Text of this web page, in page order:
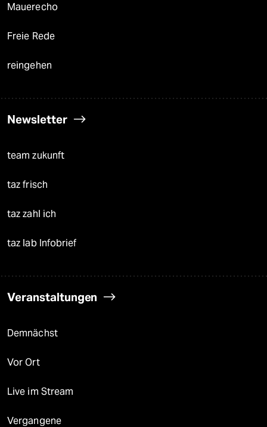
Mauerecho
Freie Rede
reingehen
Newsletter
team zukunft
taz frisch
taz zahl ich
taz lab Infobrief
Veranstaltungen
Demnächst
Vor Ort
Live im Stream
Vergangene